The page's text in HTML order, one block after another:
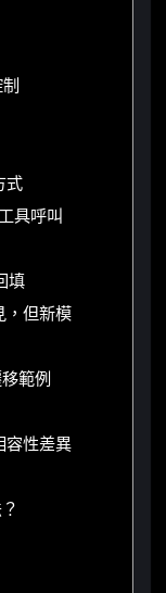
式
具呼叫
填
，但新模
範例
性差異